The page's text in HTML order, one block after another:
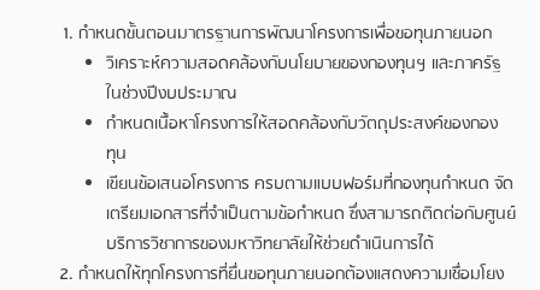
กำหนดขั้นตอนมาตรฐานการพัฒนาโครงการเพื่อขอทุนภายนอก
วิเคราะห์ความสอดคล้องกับนโยบายของกองทุนฯ และภาครัฐ
ในช่วงปีงบประมาณ
กำหนดเนื้อหาโครงการให้สอดคล้องกับวัตถุประสงค์ของกอง
ทุน
เขียนข้อเสนอโครงการ ครบตามแบบฟอร์มที่กองทุนกำหนด จัด
เตรียมเอกสารที่จำเป็นตามข้อกำหนด ซึ่งสามารถติดต่อกับศูนย์
บริการวิชาการของมหาวิทยาลัยให้ช่วยดำเนินการได้
กำหนดให้ทุกโครงการที่ยื่นขอทุนภายนอกต้องแสดงความเชื่อมโยง